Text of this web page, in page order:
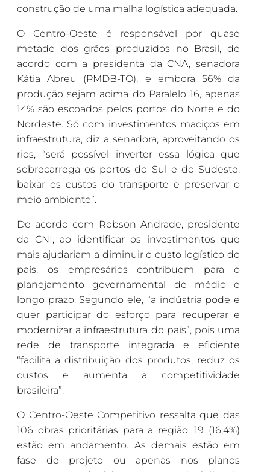
construção de uma malha logística adequada.
O Centro-Oeste é responsável por quase
metade dos grãos produzidos no Brasil, de
acordo com a presidenta da CNA, senadora
Kátia Abreu (PMDB-TO), e embora 56% da
produção sejam acima do Paralelo 16, apenas
14% são escoados pelos portos do Norte e do
Nordeste. Só com investimentos maciços em
infraestrutura, diz a senadora, aproveitando os
rios, “será possível inverter essa lógica que
sobrecarrega os portos do Sul e do Sudeste,
baixar os custos do transporte e preservar o
meio ambiente”.
De acordo com Robson Andrade, presidente
da CNI, ao identificar os investimentos que
mais ajudariam a diminuir o custo logístico do
país, os empresários contribuem para o
planejamento governamental de médio e
longo prazo. Segundo ele, “a indústria pode e
quer participar do esforço para recuperar e
modernizar a infraestrutura do país”, pois uma
rede de transporte integrada e eficiente
“facilita a distribuição dos produtos, reduz os
custos e aumenta a competitividade
brasileira”.
O Centro-Oeste Competitivo ressalta que das
106 obras prioritárias para a região, 19 (16,4%)
estão em andamento. As demais estão em
fase de projeto ou apenas nos planos